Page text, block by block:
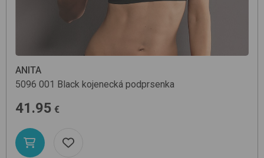
ANITA
5096 001 Black kojenecká podprsenka
41.95 €